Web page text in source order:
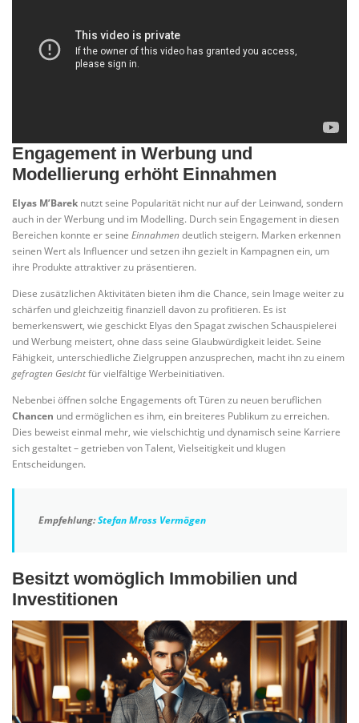
Engagement in Werbung und
Modellierung erhöht Einnahmen
Elyas M’Barek nutzt seine Popularität nicht nur auf der Leinwand, sondern
auch in der Werbung und im Modelling. Durch sein Engagement in diesen
Bereichen konnte er seine Einnahmendeutlich steigern. Marken erkennen
seinen Wert als Influencer und setzen ihn gezielt in Kampagnen ein, um
ihre Produkte attraktiver zu präsentieren.
Diese zusätzlichen Aktivitäten bieten ihm die Chance, sein Image weiter zu
schärfen und gleichzeitig finanziell davon zu profitieren. Es ist
bemerkenswert, wie geschickt Elyas den Spagat zwischen Schauspielerei
und Werbung meistert, ohne dass seine Glaubwürdigkeit leidet. Seine
Fähigkeit, unterschiedliche Zielgruppen anzusprechen, macht ihn zu einem
gefragten Gesichtfür vielfältige Werbeinitiativen.
Nebenbei öffnen solche Engagements oft Türen zu neuen beruflichen
Chancen und ermöglichen es ihm, ein breiteres Publikum zu erreichen.
Dies beweist einmal mehr, wie vielschichtig und dynamisch seine Karriere
sich gestaltet – getrieben von Talent, Vielseitigkeit und klugen
Entscheidungen.
Empfehlung:Stefan Mross Vermögen
Besitzt womöglich Immobilien und
Investitionen